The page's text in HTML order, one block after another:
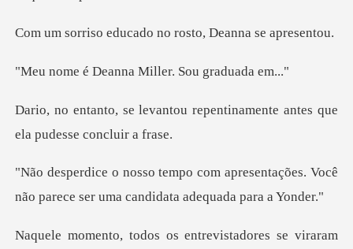
cado no rosto, Dea
nna Miller. Sou
ou repentinamente antes que
presentações. Você
não parece ser u
revistadores se viraram